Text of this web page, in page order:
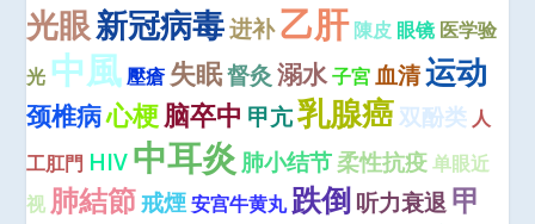
光眼新冠病毒进补乙肝 陳皮 眼镜 医学验
光 中風 壓瘡 失眠督灸 溺水子宮 血清运动
颈椎病心梗脑卒中 甲亢乳腺癌双酚类 人
工肛門 HIV中耳炎 肺小结节柔性抗疫 单眼近
视 肺結節戒煙安宫牛黄丸 跌倒听力衰退甲